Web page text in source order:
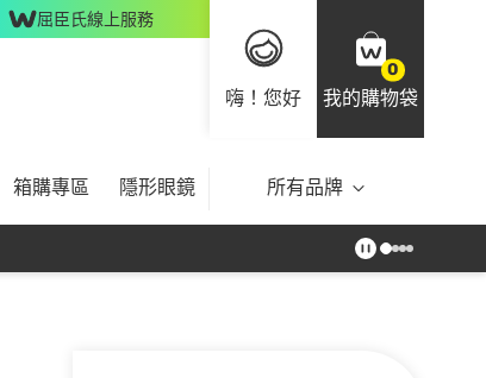
屈臣氏線上服務
嗨！您好
0
我的購物袋
箱購專區 隱形眼鏡 所有品牌